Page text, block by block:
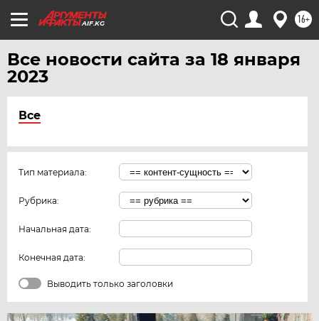
AIF.KG 16+
ЮГРА
ЯКУТИЯ
ЯМАЛ
ЯРОСЛАВЛЬ
Все новости сайта за 18 января
2023
Все
Тип материала:
Рубрика:
Начальная дата:
Конечная дата:
Выводить только заголовки